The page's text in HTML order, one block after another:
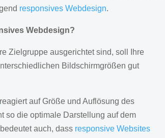
responsives Webdesign.
Webdesign?
Zielgruppe ausgerichtet sind, soll Ihre
Bildschirmgrößen gut
reagiert auf Größe und Auflösung des
so die optimale Darstellung auf dem
auch, dass responsive Websites